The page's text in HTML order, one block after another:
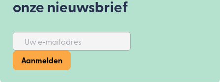
onze nieuwsbrief
Uw e-mailadres
Aanmelden